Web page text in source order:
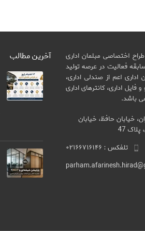
اختصاصی مبلمان اداری
۱۸ سال سابقه فعالیت در عرصه تولید
اداری اعم از صندلی اداری،
فایل اداری، کانترهای اداری
باشد.
خیابان حافظ، خیابان
47
تلفکس : ۰۲۱۶۶۷۱۶۱۴۶
آخرین مطالب